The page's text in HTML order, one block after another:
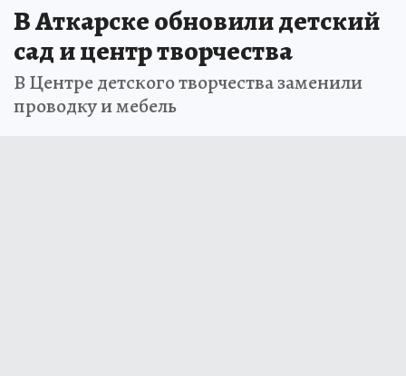
В Аткарске обновили детский
сад и центр творчества
В Центре детского творчества заменили
проводку и мебель